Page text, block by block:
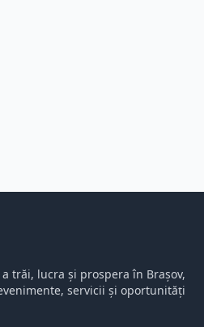
trăi, lucra și prospera în Brașov,
servicii și oportunități